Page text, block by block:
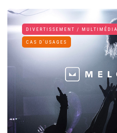
DIVERTISSEMENT / MULTIMÉDIA
CAS D'USAGES